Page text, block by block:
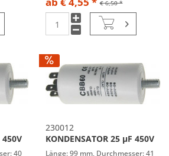
€ 6,50 *
450V
40
230012
KONDENSATOR 25 µF 450V
Länge: 99 mm, Durchmesser: 41